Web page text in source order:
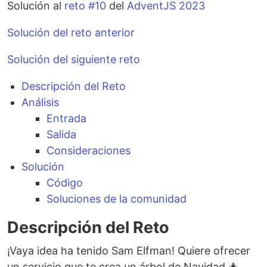
Solución al reto #10 del AdventJS 2023
Solución del reto anterior
Solución del siguiente reto
Descripción del Reto
Análisis
Entrada
Salida
Consideraciones
Solución
Código
Soluciones de la comunidad
Descripción del Reto
¡Vaya idea ha tenido Sam Elfman! Quiere ofrecer